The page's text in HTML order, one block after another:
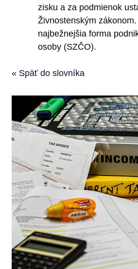
zisku a za podmienok
Živnostenským
najbežnejšia forma
osoby (SZČO).
« Späť do slovníka